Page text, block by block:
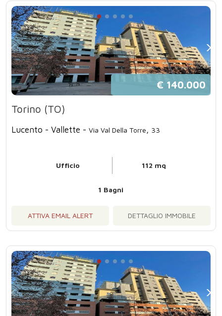
€ 140.000
Torino (TO)
Lucento - Vallette -Via Val Della Torre, 33
Ufficio 112 mq
1 Bagni
ATTIVA EMAIL ALERT DETTAGLIO IMMOBILE